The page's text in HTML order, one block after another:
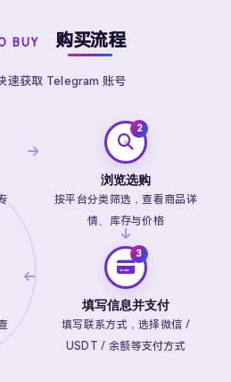
BUY 购买流程
速获取 Telegram 账号
浏览选购
按平台分类筛选，查看商品详
情、库存与价格
填写信息并支付
填写联系方式，选择微信 /
USDT / 余额等支付方式